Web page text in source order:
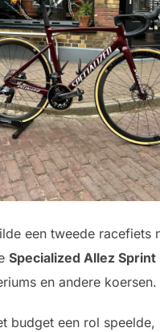
een tweede racefiets
Specialized Allez Sprint
en andere koersen.
budget een rol